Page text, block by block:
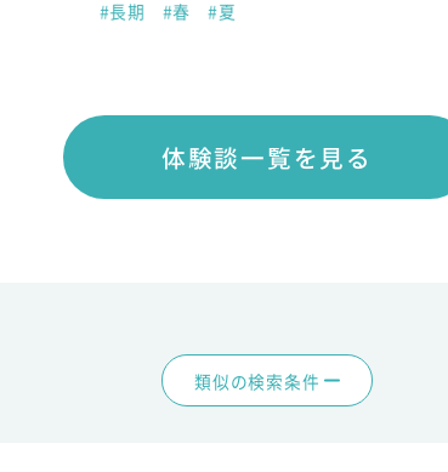
#長期
#春 #夏
体験談一覧を見る
類似の検索条件